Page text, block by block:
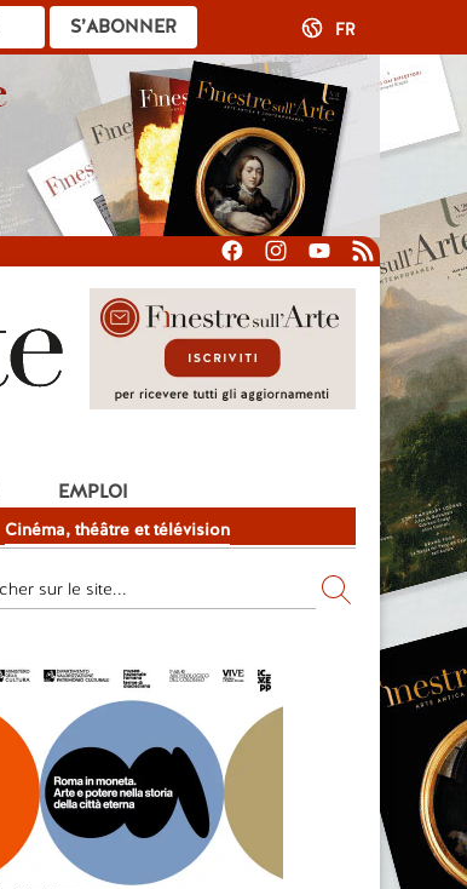
S’ABONNER FR
Cinéma, théâtre et télévision
EMPLOI